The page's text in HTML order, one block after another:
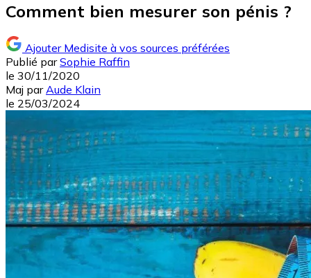
Comment bien mesurer son pénis ?
Ajouter Medisite à vos sources préférées
Publié par Sophie Raffin
le 30/11/2020
Maj par Aude Klain
le 25/03/2024